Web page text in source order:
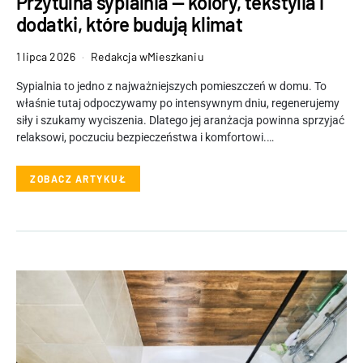
dodatki, które budują klimat
1 lipca 2026 Redakcja wMieszkaniu
Sypialnia to jedno z najważniejszych pomieszczeń w domu. To
właśnie tutaj odpoczywamy po intensywnym dniu, regenerujemy
siły i szukamy wyciszenia. Dlatego jej aranżacja powinna sprzyjać
relaksowi, poczuciu bezpieczeństwa i komfortowi.…
ZOBACZ ARTYKUŁ